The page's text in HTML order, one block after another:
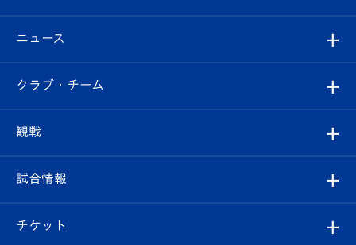
ニュース
すべて
クラブ
試合情報
クラブ・チーム
クラブ概要
観戦
観戦ルール
試合情報
試合日程/結果
チケット